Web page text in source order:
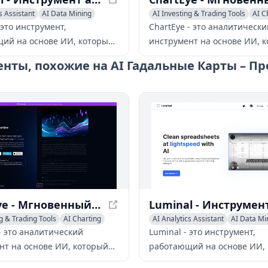
Assistant
AI Data Mining
инструмент,
на основе ИИ, который
преобразование и
в таблицах,
AI Investing & Trading Tools
AI
AI Analytics Assistant
ChartEye - это
инструмент на основе ИИ,
быстро предоставляет
профессиональный
похожие на AI Гадальные Карты –
ChartEye - Мгновенный технический анализ на основе ИИ для графиков
& Trading Tools
AI Charting
Assistant
это аналитический
на основе ИИ, который
AI Analytics Assistant
AI Data
AI Charting
Luminal - это инструмент,
работающий на основе ИИ,
упрощает очистку,